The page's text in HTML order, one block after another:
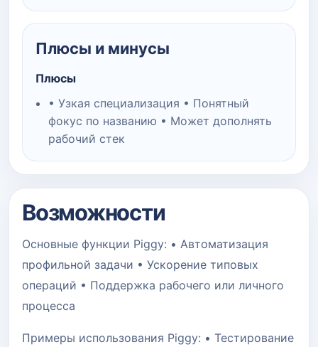
Плюсы и минусы
Плюсы
• Узкая специализация • Понятный
фокус по названию • Может дополнять
рабочий стек
Возможности
Основные функции Piggy: • Автоматизация
профильной задачи • Ускорение типовых
операций • Поддержка рабочего или личного
процесса
Примеры использования Piggy: • Тестирование